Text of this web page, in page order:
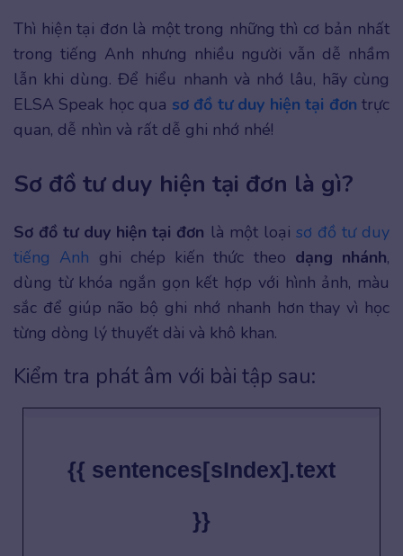
Thì hiện tại đơn là một trong những thì cơ bản nhất
trong tiếng Anh nhưng nhiều người vẫn dễ nhầm
lẫn khi dùng. Để hiểu nhanh và nhớ lâu, hãy cùng
ELSA Speak học qua sơ đồ tư duy hiện tại đơn trực
quan, dễ nhìn và rất dễ ghi nhớ nhé!
Sơ đồ tư duy hiện tại đơn là gì?
Sơ đồ tư duy hiện tại đơn là một loại sơ đồ tư duy
tiếng Anh ghi chép kiến thức theo dạng nhánh,
dùng từ khóa ngắn gọn kết hợp với hình ảnh, màu
sắc để giúp não bộ ghi nhớ nhanh hơn thay vì học
từng dòng lý thuyết dài và khô khan.
Kiểm tra phát âm với bài tập sau:
{{ sentences[sIndex].text
}}